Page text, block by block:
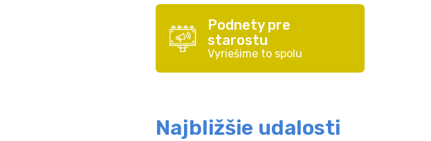
Podnety pre
starostu
Vyriešime to spolu
Najbližšie udalosti